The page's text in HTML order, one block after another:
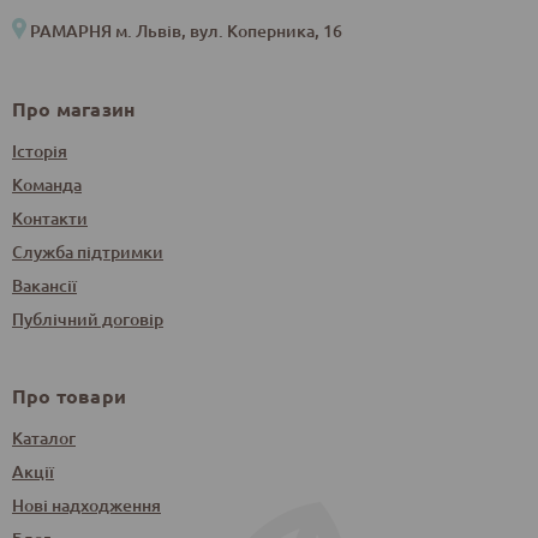
РАМАРНЯ м. Львів, вул. Коперника, 16
Про магазин
Історія
Команда
Контакти
Служба підтримки
Вакансії
Публічний договір
Про товари
Каталог
Акції
Нові надходження